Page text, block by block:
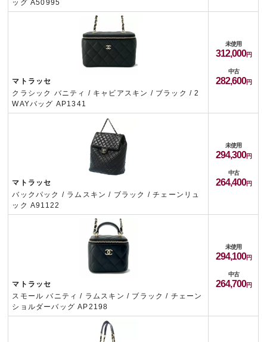
ッグ A50995
マトラッセ
クラシック バニティ / キャビアスキン / ブラック / 2
WAYバッグ AP1341
未使用
312,000
中古
282,600
マトラッセ
バックパック / ラムスキン / ブラック / チェーンリュ
ック A91122
未使用
294,300
中古
264,400
マトラッセ
スモール バニティ / ラムスキン / ブラック / チェーン
ショルダーバッグ AP2198
未使用
294,100
中古
264,700